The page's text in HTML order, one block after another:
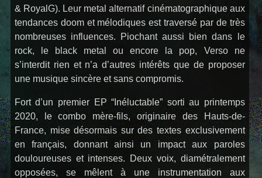
& RoyalG). Leur metal alternatifcinématographique aux
tendances doom et mélodiques est traversé par de très
nombreuses influences. Piochant aussi bien dans le
rock, le black metal ou encore la pop, Verso ne
s’interdit rien et n’a d’autres intérêts que de proposer
une musique sincère et sans compromis.
Fort d’un premier EP “Inéluctable”sorti au printemps
2020, lecombo mère-fils, originaire des
Hauts-de-
France, mise désormais sur des textes exclusivement
en français, donnant ainsi un impact aux paroles
douloureuses et intenses.
Deux voix, diamétralement
opposées, se mêlent à une instrumentation aux